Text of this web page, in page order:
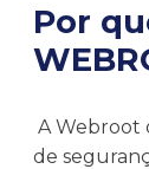
Por
A Webroot
de